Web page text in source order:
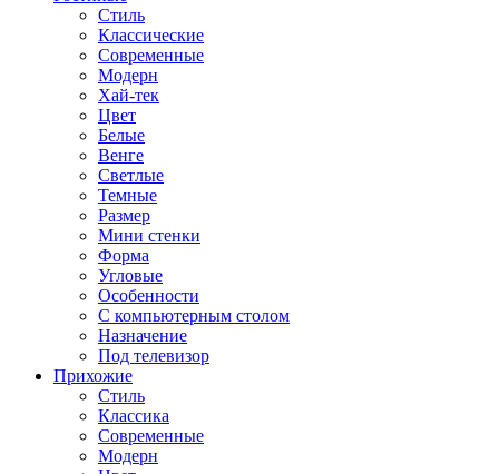
Стиль
Классические
Современные
Модерн
Хай-тек
Цвет
Белые
Венге
Светлые
Темные
Размер
Мини стенки
Форма
Угловые
Особенности
С компьютерным столом
Назначение
Под телевизор
Прихожие
Стиль
Классика
Современные
Модерн